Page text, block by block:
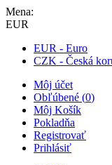
Mena:
EUR
EUR - Euro
CZK - Česká
Môj účet
Obľúbené (0)
Môj Košík
Pokladňa
Registrovať
Prihlásiť